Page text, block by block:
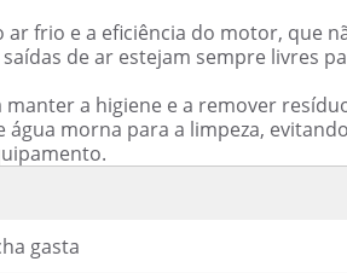
frio e a eficiência do motor, que
de ar estejam sempre livres
a higiene e a remover
morna para a limpeza, evitando
gasta